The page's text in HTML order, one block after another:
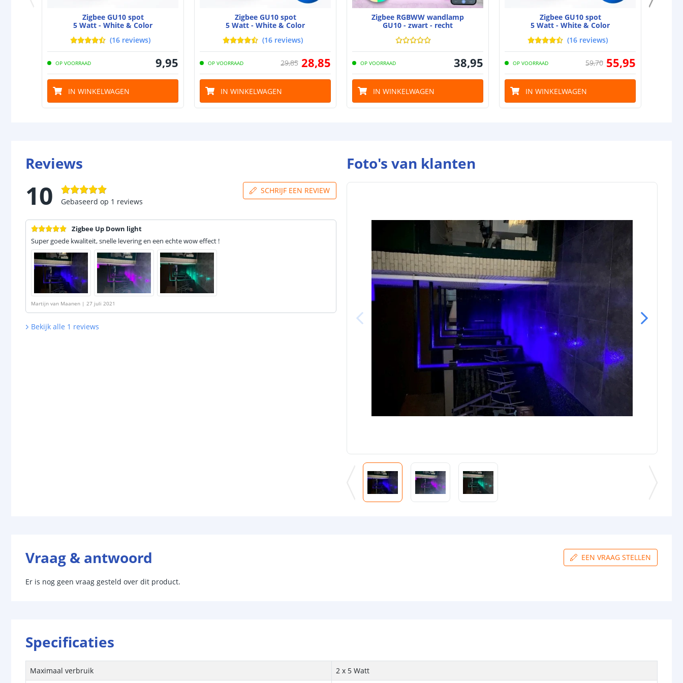
Zigbee GU10 spot
5 Watt - White & Color
(16 reviews)
OP VOORRAAD 9,95
IN WINKELWAGEN
Zigbee GU10 spot
5 Watt - White & Color
(16 reviews)
OP VOORRAAD 29,85 28,85
IN WINKELWAGEN
Zigbee RGBWW wandlamp
GU10 - zwart - recht
OP VOORRAAD 38,95
IN WINKELWAGEN
Zigbee GU10 spot
5 Watt - White & Color
(16 reviews)
OP VOORRAAD 59,70 55,95
IN WINKELWAGEN
Reviews
10 Gebaseerd op 1 reviews
SCHRIJF EEN REVIEW
Zigbee Up Down light
Super goede kwaliteit, snelle levering en een echte wow effect !
Martijn van Maanen | 27 juli 2021
Bekijk alle 1 reviews
Foto's van klanten
Vraag & antwoord EEN VRAAG STELLEN
Er is nog geen vraag gesteld over dit product.
Specificaties
Maximaal verbruik 2 x 5 Watt